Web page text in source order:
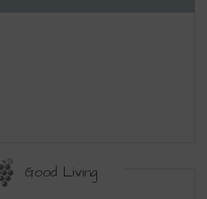
Good Living